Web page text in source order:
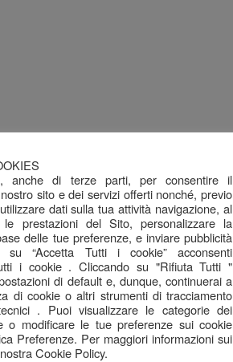
anche di terze parti, per consentire il
sito e dei servizi offerti nonché, previo
dati sulla tua attività navigazione, al
prestazioni del Sito, personalizzare la
delle tue preferenze, e inviare pubblicità
su “Accetta Tutti i cookie” acconsenti
i cookie . Cliccando su "Rifiuta Tutti "
di default e, dunque, continuerai a
di cookie o altri strumenti di tracciamento
. Puoi visualizzare le categorie dei
o modificare le tue preferenze sui cookie
Preferenze. Per maggiori informazioni sui
Cookie Policy.